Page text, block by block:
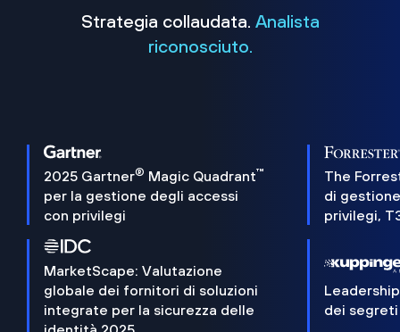
Strategia collaudata. Analista
riconosciuto.
2025 Gartner® Magic Quadrant™
per la gestione degli accessi
con privilegi
The
di
privilegi,
MarketScape: Valutazione
globale dei fornitori di soluzioni
integrate per la sicurezza delle
dei segreti